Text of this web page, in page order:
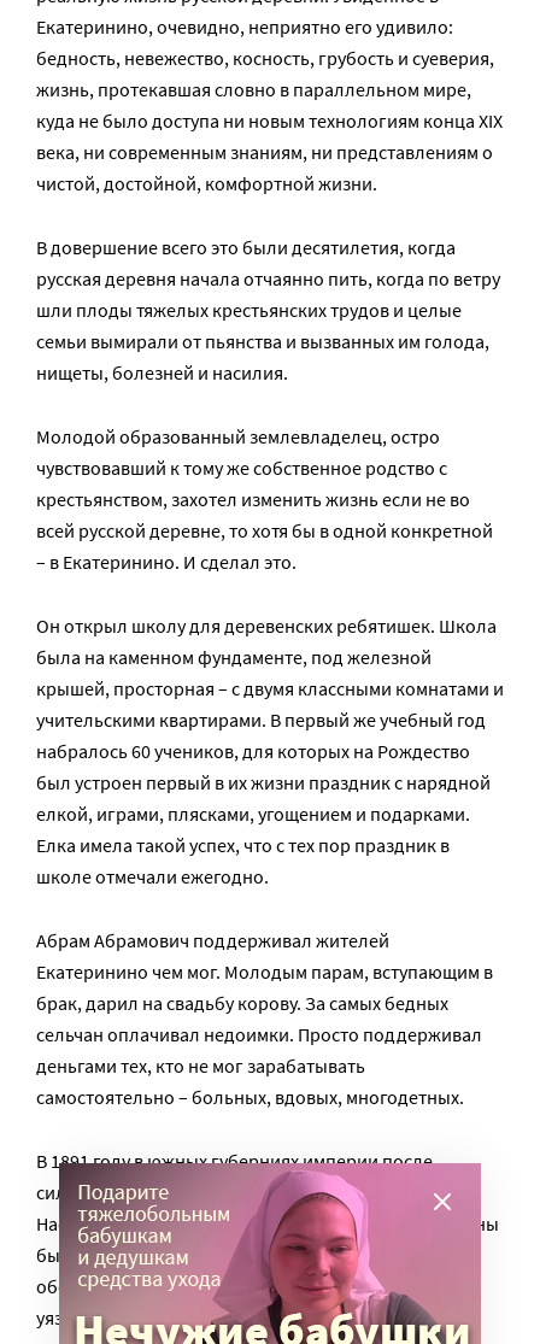
Екатеринино, очевидно, неприятно его удивило:
бедность, невежество, косность, грубость и суеверия,
жизнь, протекавшая словно в параллельном мире,
куда не было доступа ни новым технологиям конца XIX
века, ни современным знаниям, ни представлениям о
чистой, достойной, комфортной жизни.
В довершение всего это были десятилетия, когда
русская деревня начала отчаянно пить, когда по ветру
шли плоды тяжелых крестьянских трудов и целые
семьи вымирали от пьянства и вызванных им голода,
нищеты, болезней и насилия.
Молодой образованный землевладелец, остро
чувствовавший к тому же собственное родство с
крестьянством, захотел изменить жизнь если не во
всей русской деревне, то хотя бы в одной конкретной
– в Екатеринино. И сделал это.
Он открыл школу для деревенских ребятишек. Школа
была на каменном фундаменте, под железной
крышей, просторная – с двумя классными комнатами и
учительскими квартирами. В первый же учебный год
набралось 60 учеников, для которых на Рождество
был устроен первый в их жизни праздник с нарядной
елкой, играми, плясками, угощением и подарками.
Елка имела такой успех, что с тех пор праздник в
школе отмечали ежегодно.
Абрам Абрамович поддерживал жителей
Екатеринино чем мог. Молодым парам, вступающим в
брак, дарил на свадьбу корову. За самых бедных
сельчан оплачивал недоимки. Просто поддерживал
деньгами тех, кто не мог зарабатывать
самостоятельно – больных, вдовых, многодетных.
В 1891 году в южных губерниях империи после
сильной засухи случился колоссальный неурожай.
Наступал голод, первыми жертвами которого должны
были стать самые бедные и слабые. Ушаков лично
обошел все избы села и составил список самых
уязвимых, тех, кому нечем было прокормиться. Их